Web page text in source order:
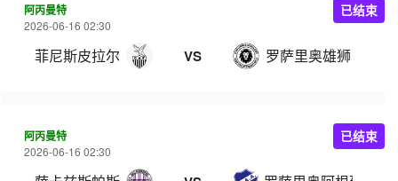
阿丙曼特
2026-06-16 02:30
菲尼斯皮拉尔 VS 罗萨里奥雄狮
已结束
阿丙曼特
2026-06-16 02:30
已结束